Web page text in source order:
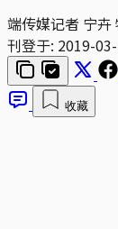
端传媒记者 宁
刊登于: 2019-
收藏